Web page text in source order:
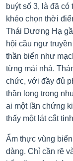
buýt số 3, là đã có
khéo chọn thời
Thái Dương Hạ
hội cầu ngư
thần biển như
từng mái nhà.
chức, với đầy đủ
thần long trọng
ai một lần chứng
thấy một lát cắt
Ẩm thực vùng
dàng. Chỉ cần rẽ